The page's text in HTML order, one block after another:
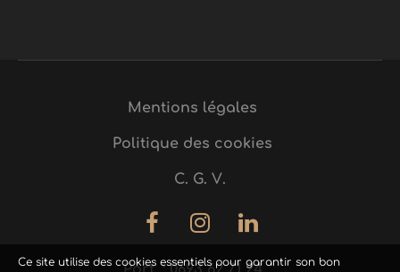
Mentions légales
Politique des cookies
C. G. V.
Ce site utilise des cookies essentiels pour garantir son bon